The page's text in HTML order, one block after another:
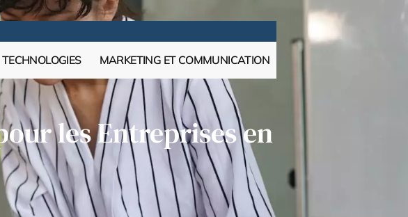
TECHNOLOGIES MARKETING ET COMMUNICATION
les Entreprises en